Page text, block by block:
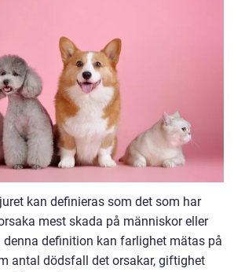
kan definieras som det som har
mest skada på människor eller
denna definition kan farlighet mätas på
antal dödsfall det orsakar, giftighet